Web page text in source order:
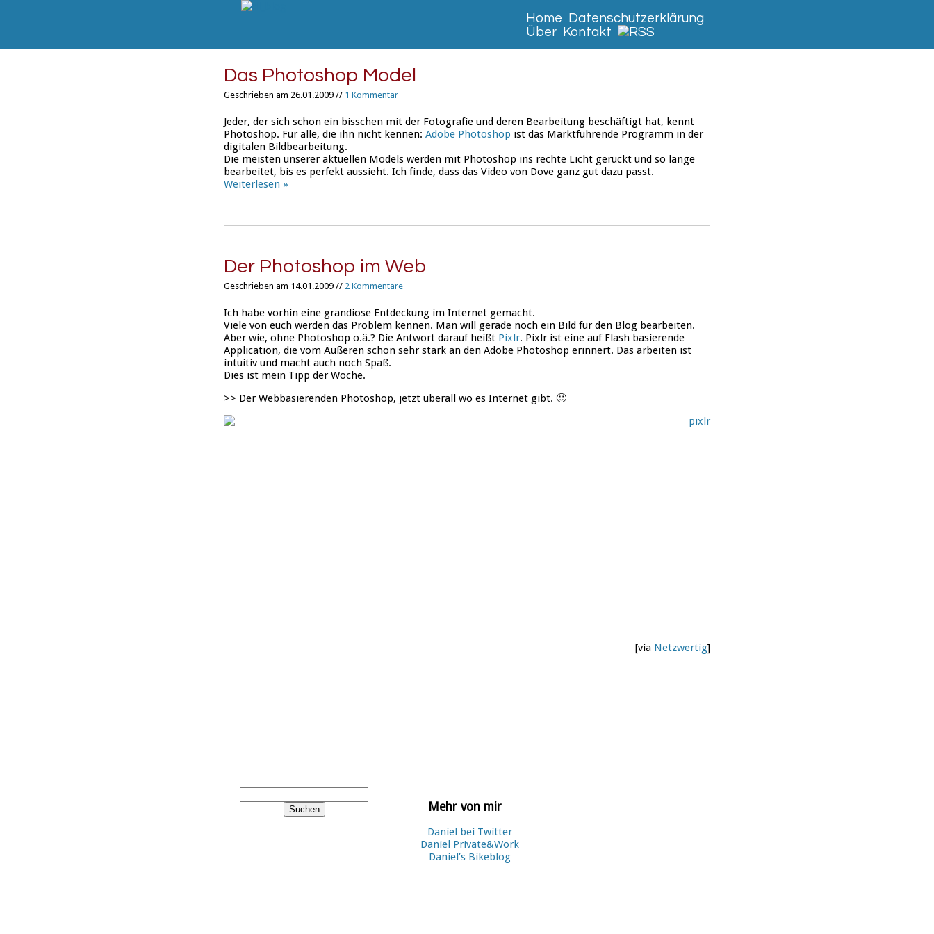
Home
Datenschutzerklärung
Über Kontakt
Das Photoshop Model
Geschrieben am 26.01.2009 // 1 Kommentar
Jeder, der sich schon ein bisschen mit der Fotografie und deren Bearbeitung beschäftigt hat, kennt
Photoshop. Für alle, die ihn nicht kennen: Adobe Photoshop ist das Marktführende Programm in der
digitalen Bildbearbeitung.
Die meisten unserer aktuellen Models werden mit Photoshop ins rechte Licht gerückt und so lange
bearbeitet, bis es perfekt aussieht. Ich finde, dass das Video von Dove ganz gut dazu passt.
Weiterlesen »
Der Photoshop im Web
Geschrieben am 14.01.2009 // 2 Kommentare
Ich habe vorhin eine grandiose Entdeckung im Internet gemacht.
Viele von euch werden das Problem kennen. Man will gerade noch ein Bild für den Blog bearbeiten.
Aber wie, ohne Photoshop o.ä.? Die Antwort darauf heißt Pixlr. Pixlr ist eine auf Flash basierende
Application, die vom Äußeren schon sehr stark an den Adobe Photoshop erinnert. Das arbeiten ist
intuitiv und macht auch noch Spaß.
Dies ist mein Tipp der Woche.
>> Der Webbasierenden Photoshop, jetzt überall wo es Internet gibt. 🙂
[via Netzwertig]
Mehr von mir
Daniel bei Twitter
Daniel Private&Work
Daniel’s Bikeblog